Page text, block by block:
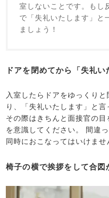
室しないことです。もし
で「失礼いたします」と
ましょう！
ドアを閉めてから「失礼
入室したらドアをゆっくり
り、「失礼いたします」と言
その際はきちんと面接官の
を意識してください。 間違
同時におこなってはいけませ
椅子の横で挨拶をして合図